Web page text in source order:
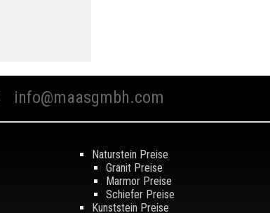
info@maasgmbh.com
Naturstein Preise
Granit Preise
Marmor Preise
Schiefer Preise
Kunststein Preise